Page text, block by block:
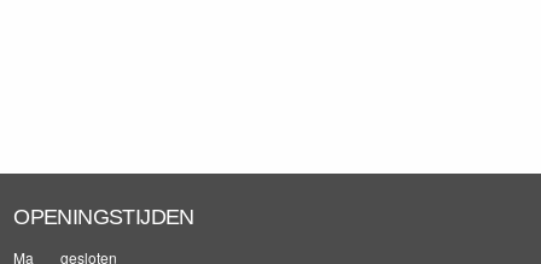
OPENINGSTIJDEN
Ma gesloten